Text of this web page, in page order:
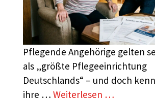
Pflegende Angehörige gelten
als „größte Pflegeeinrichtung
Deutschlands“ – und doch
ihre … Weiterlesen …